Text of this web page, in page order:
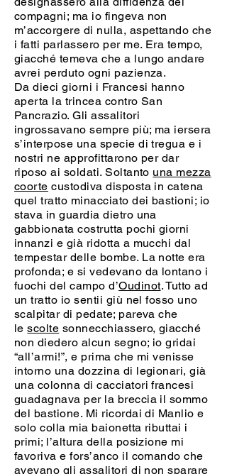
compagni; ma io fingeva non
m’accorgere di nulla, aspettando che
i fatti parlassero per me. Era tempo,
giacché temeva che a lungo andare
avrei perduto ogni pazienza.
Da dieci giorni i Francesi hanno
aperta la trincea contro San
Pancrazio. Gli assalitori
ingrossavano sempre più; ma iersera
s’interpose una specie di tregua e i
nostri ne approfittarono per dar
riposo ai soldati. Soltanto una mezza
coorte custodiva disposta in catena
quel tratto minacciato dei bastioni; io
stava in guardia dietro una
gabbionata costrutta pochi giorni
innanzi e già ridotta a mucchi dal
tempestar delle bombe. La notte era
profonda; e si vedevano da lontano i
fuochi del campo d’Oudinot. Tutto ad
un tratto io sentii giù nel fosso uno
scalpitar di pedate; pareva che
lescolte sonnecchiassero, giacché
non diedero alcun segno; io gridai
“all’armi!”, e prima che mi venisse
intorno una dozzina di legionari, già
una colonna di cacciatori francesi
guadagnava per la breccia il sommo
del bastione. Mi ricordai di Manlio e
solo colla mia baionetta ributtai i
primi; l’altura della posizione mi
favoriva e fors’anco il comando che
avevano gli assalitori di non sparare